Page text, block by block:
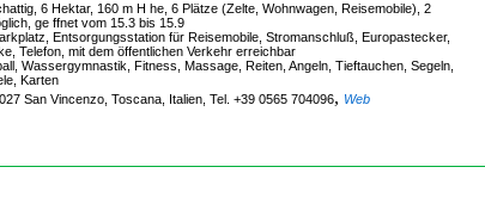
6 Hektar, 160 m H he, 6 Plätze (Zelte, Wohnwagen, Reisemobile), 2
ge ffnet vom 15.3 bis 15.9
Entsorgungsstation für Reisemobile, Stromanschluß, Europastecker,
Telefon, mit dem öffentlichen Verkehr erreichbar
Wassergymnastik, Fitness, Massage, Reiten, Angeln, Tieftauchen, Segeln,
Karten
San Vincenzo, Toscana, Italien, Tel. +39 0565 704096, Web